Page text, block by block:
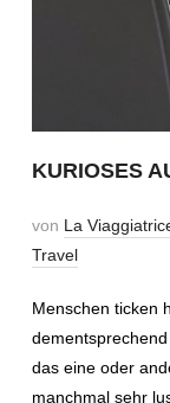
KURIOSES
von La
Travel
Menschen ticken
das eine oder
manchmal sehr